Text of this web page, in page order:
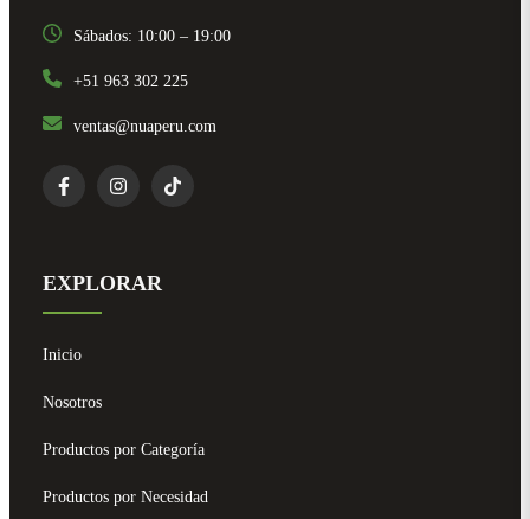
Sábados: 10:00 – 19:00
+51 963 302 225
ventas@nuaperu.com
EXPLORAR
Inicio
Nosotros
Productos por Categoría
Productos por Necesidad